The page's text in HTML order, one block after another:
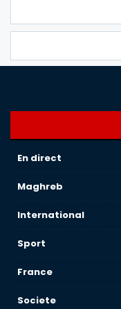
En direct
Maghreb
International
Sport
France
Societe